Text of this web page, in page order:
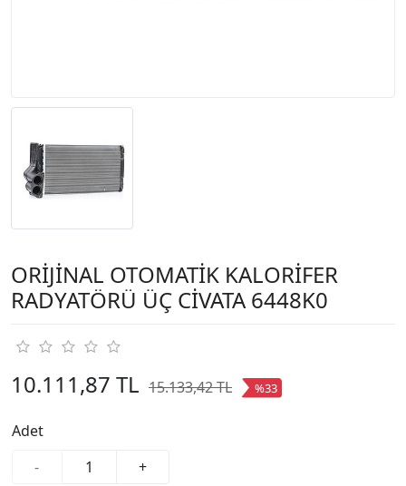
ORİJİNAL OTOMATİK KALORİFER
RADYATÖRÜ ÜÇ CİVATA 6448K0
10.111,87 TL 15.133,42 TL %33
Adet
-
+